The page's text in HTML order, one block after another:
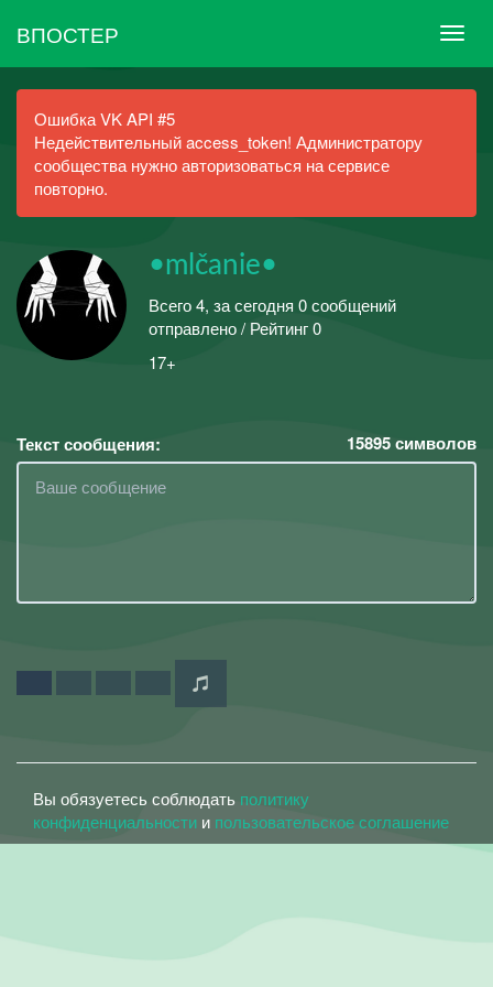
ВПОСТЕР
Ошибка VK API #5
Недействительный access_token! Администратору
сообщества нужно авторизоваться на сервисе
повторно.
•mlčanie•
Всего 4, за сегодня 0 сообщений
отправлено / Рейтинг 0
17+
Текст сообщения: 15895символов
Вы обязуетесь соблюдать политику
конфиденциальности и пользовательское соглашение